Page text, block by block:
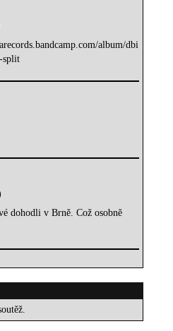
album/dbi
split
dohodli v Brně. Což osobně